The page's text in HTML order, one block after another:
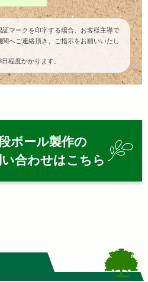
証マークを印字する場合、お客様主導で
関へご連絡頂き、ご指示をお願いいたし
程度かかります。
ボール製作の
合わせはこちら